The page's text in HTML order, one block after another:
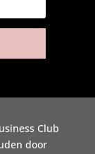
Club
door